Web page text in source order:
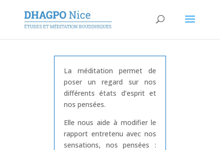
La méditation permet de
poser un regard sur nos
différents états d’esprit et
nos pensées.
Elle nous aide à modifier le
rapport entretenu avec nos
sensations, nos pensées :